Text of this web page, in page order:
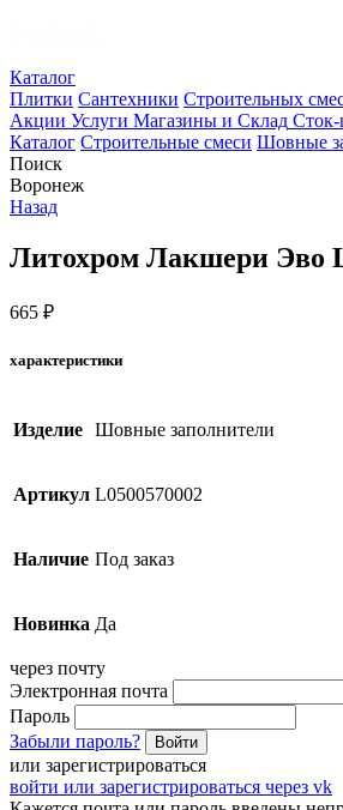
Каталог
Плитки Сантехники Строительных
Акции Услуги Магазины и Склад Сток-
Каталог Строительные смеси Шовные
Поиск
Воронеж
Назад
Литохром Лакшери Эво
665 ₽
характеристики
Изделие Шовные заполнители
Артикул L0500570002
Наличие Под заказ
Новинка Да
через почту
Электронная почта
Пароль
Забыли пароль?
Войти
или зарегистрироваться
войти или зарегистрироваться через vk